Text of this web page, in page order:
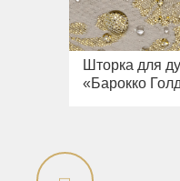
Шторка для
«Барокко